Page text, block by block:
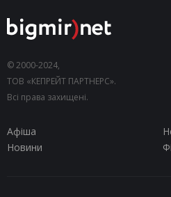
© 2000-2024,
ТОВ «КЕПРЕЙТ ПАРТНЕРС».
Всі права захищені.
Афіша
Новини